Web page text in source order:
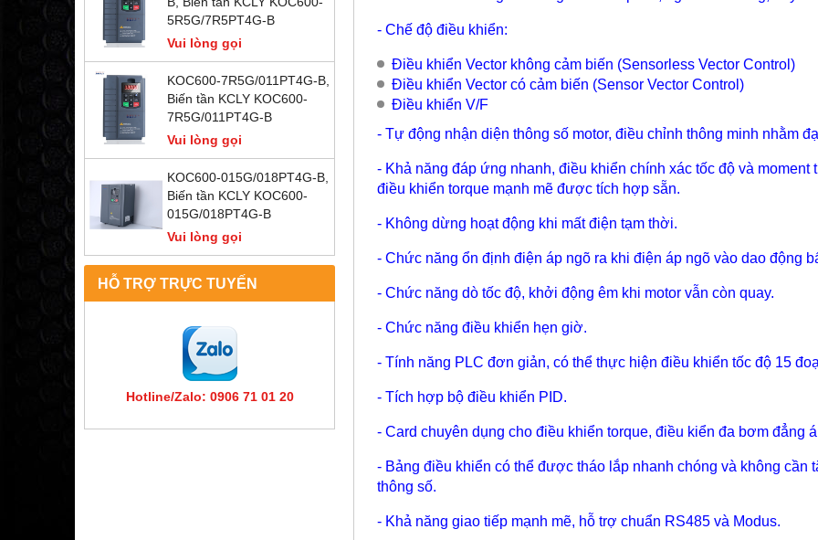
5R5G/7R5PT4G-B
Vui lòng gọi
KOC600-7R5G/011PT4G-B,
Biến tần KCLY KOC600-
7R5G/011PT4G-B
Vui lòng gọi
KOC600-015G/018PT4G-B,
Biến tần KCLY KOC600-
015G/018PT4G-B
Vui lòng gọi
HỖ TRỢ TRỰC TUYẾN
Hotline/Zalo: 0906 71 01 20
- Chế độ điều khiển:
Điều khiển Vector không cảm biến (Sensorless Vector Control)
Điều khiển Vector có cảm biến (Sensor Vector Control)
Điều khiển V/F
- Tự động nhận diện thông số motor, điều chỉnh thông minh nhằm
- Khả năng đáp ứng nhanh, điều khiển chính xác tốc độ và
điều khiển torque mạnh mẽ được tích hợp sẵn.
- Không dừng hoạt động khi mất điện tạm thời.
- Chức năng ổn định điện áp ngõ ra khi điện áp ngõ vào dao động
- Chức năng dò tốc độ, khởi động êm khi motor vẫn còn quay.
- Chức năng điều khiển hẹn giờ.
- Tính năng PLC đơn giản, có thể thực hiện điều khiển tốc độ 15
- Tích hợp bộ điều khiển PID.
- Card chuyên dụng cho điều khiển torque, điều kiển đa bơm đẳng
- Bảng điều khiển có thể được tháo lắp nhanh chóng và không cần
thông số.
- Khả năng giao tiếp mạnh mẽ, hỗ trợ chuẩn RS485 và Modus.